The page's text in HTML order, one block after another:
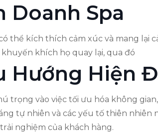
Doanh Spa
thể kích thích cảm xúc và mang lại
khích họ quay lại, qua đó
Hướng Hiện
trọng vào việc tối ưu hóa không
tự nhiên và các yếu tố thiên
nghiệm của khách hàng.